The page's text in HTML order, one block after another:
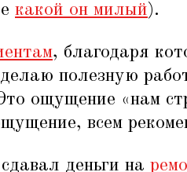
какой он милый).
, благодаря
полезную
ощущение «нам
всем
деньги на